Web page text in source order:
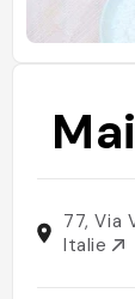
77, Via
Italie